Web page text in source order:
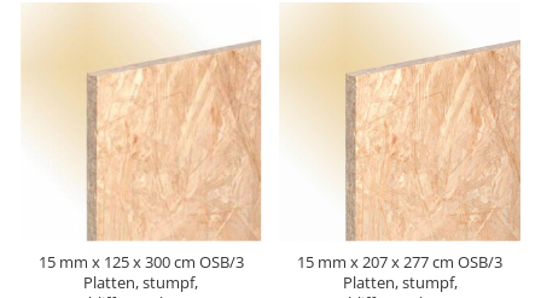
15 mm x 125 x 300 cm OSB/3
Platten, stumpf,
15 mm x 207 x 277 cm OSB/3
Platten, stumpf,